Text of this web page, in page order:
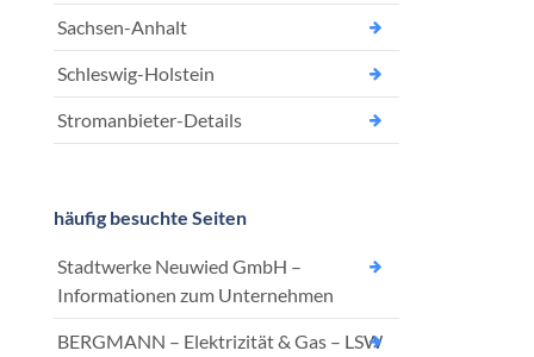
Sachsen-Anhalt
Schleswig-Holstein
Stromanbieter-Details
häufig besuchte Seiten
Stadtwerke Neuwied GmbH –
Informationen zum Unternehmen
BERGMANN – Elektrizität & Gas – LSW